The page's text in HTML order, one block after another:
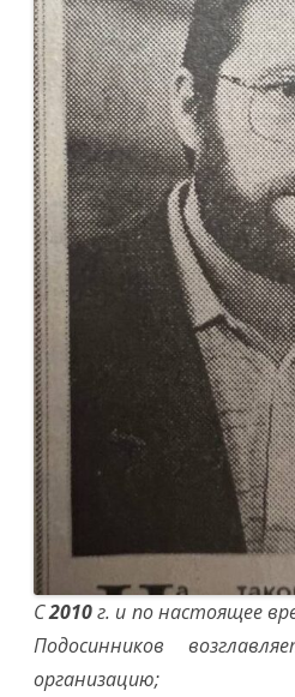
С2010г. и по настоящее
Подосинников
организацию;